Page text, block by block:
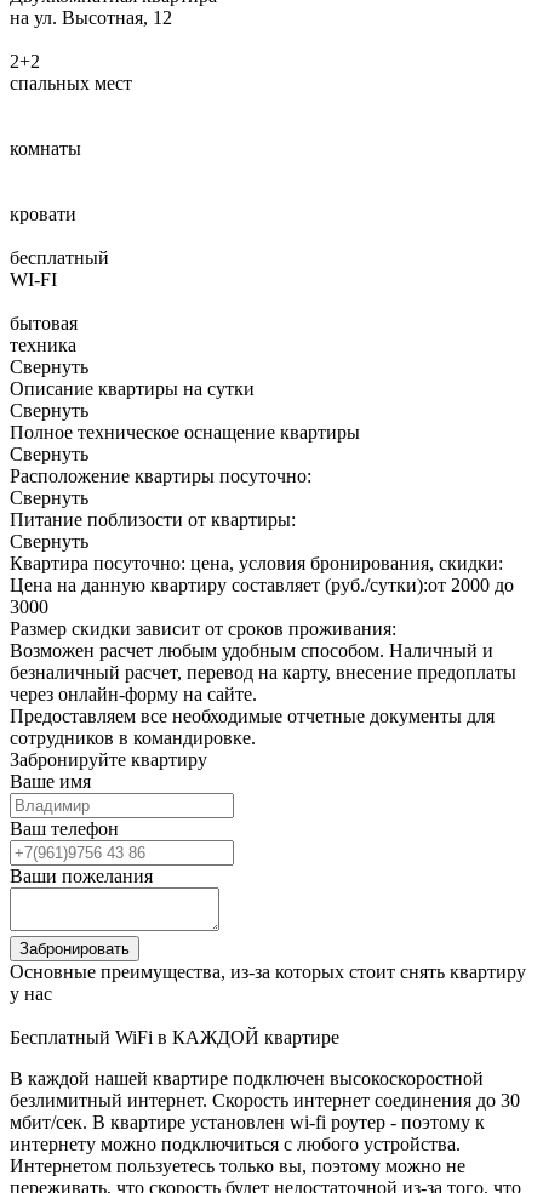
на ул. Высотная, 12
2+2
спальных мест
комнаты
кровати
бесплатный
WI-FI
бытовая
техника
Свернуть
Описание квартиры на сутки
Свернуть
Полное техническое оснащение квартиры
Свернуть
Расположение квартиры посуточно:
Свернуть
Питание поблизости от квартиры:
Свернуть
Квартира посуточно: цена, условия бронирования, скидки:
Цена на данную квартиру составляет (руб./сутки):от 2000 до
3000
Размер скидки зависит от сроков проживания:
Возможен расчет любым удобным способом. Наличный и
безналичный расчет, перевод на карту, внесение предоплаты
через онлайн-форму на сайте.
Предоставляем все необходимые отчетные документы для
сотрудников в командировке.
Забронируйте квартиру
Ваше имя
Ваш телефон
Ваши пожелания
Основные преимущества, из-за которых стоит снять квартиру
у нас
Бесплатный WiFi в КАЖДОЙ квартире
В каждой нашей квартире подключен высокоскоростной
безлимитный интернет. Скорость интернет соединения до 30
мбит/сек. В квартире установлен wi-fi роутер - поэтому к
интернету можно подключиться с любого устройства.
Интернетом пользуетесь только вы, поэтому можно не
переживать, что скорость будет недостаточной из-за того, что